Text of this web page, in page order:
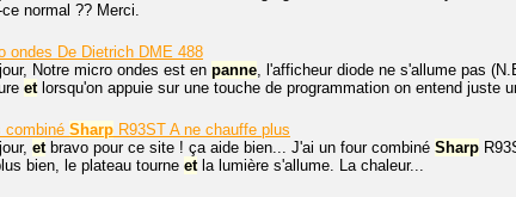
normal ?? Merci.
ondes De Dietrich DME 488
Notre micro ondes est en panne, l'afficheur diode ne s'allume pas
etlorsqu'on appuie sur une touche de programmation on entend juste
combiné Sharp R93ST A ne chauffe plus
etbravo pour ce site ! ça aide bien... J'ai un four combiné Sharp
bien, le plateau tourne etla lumière s'allume. La chaleur...